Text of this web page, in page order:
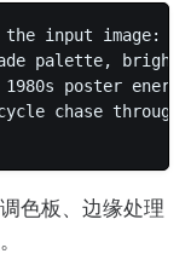
the input image:
palette, bright
poster
chase
色板、边缘处理